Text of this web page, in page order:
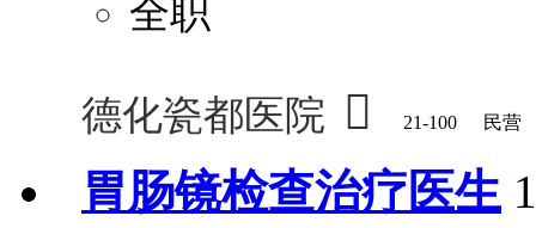
全职
德化瓷都医院  21-100 民营
胃肠镜检查治疗医生